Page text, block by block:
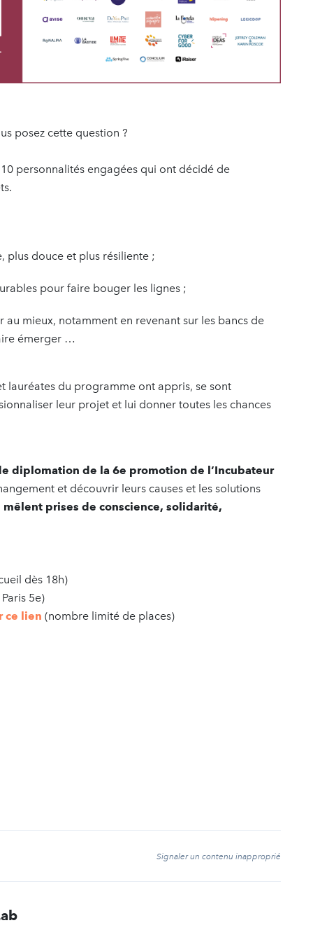
posez cette question ?
personnalités engagées qui ont décidé de
plus douce et plus résiliente ;
pour faire bouger les lignes ;
mieux, notamment en revenant sur les bancs de
émerger …
lauréates du programme ont appris, se sont
leur projet et lui donner toutes les chances
diplomation de la 6e promotion de l’Incubateur
et découvrir leurs causes et les solutions
mêlent prises de conscience, solidarité,
dès 18h)
5e)
ce lien (nombre limité de places)
Signaler un contenu inapproprié